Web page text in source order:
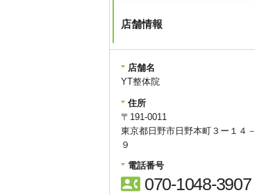
店舗情報
店舗名
YT整体院
住所
〒191-0011
東京都日野市日野本町３ー１４－
９
電話番号
contact_phone 070-1048-3907